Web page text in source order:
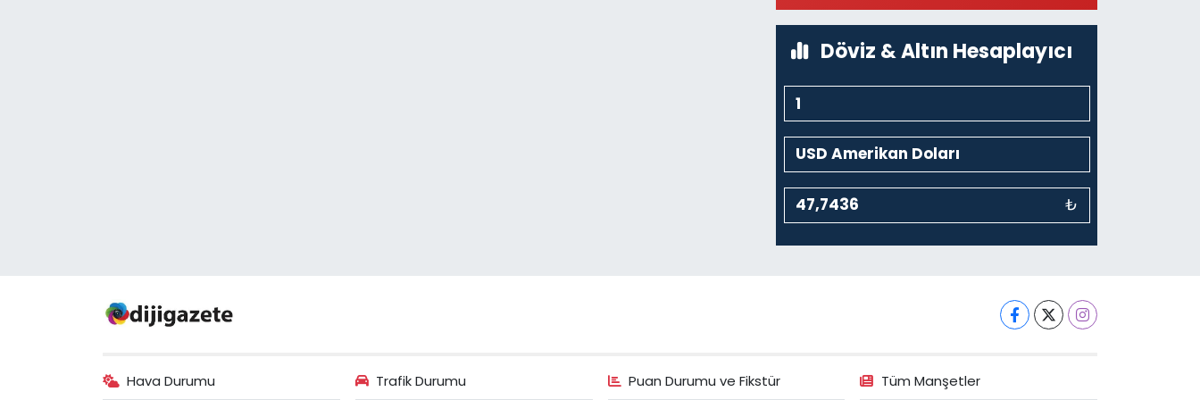
Müzesi Arkası-kalaycıbahçe Meydana Doğru
Döviz & Altın Hesaplayıcı
₺
Hava Durumu Trafik Durumu Puan Durumu ve Fikstür Tüm Manşetler